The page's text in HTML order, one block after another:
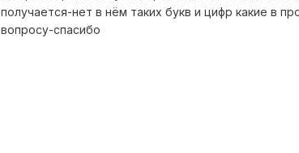
получается-нет в нём таких букв и цифр какие в
вопросу-спасибо